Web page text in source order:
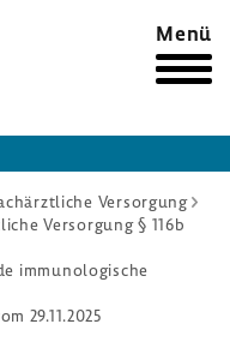
Menü
Versorgung
Versorgung § 116b
immunologische
29.11.2025